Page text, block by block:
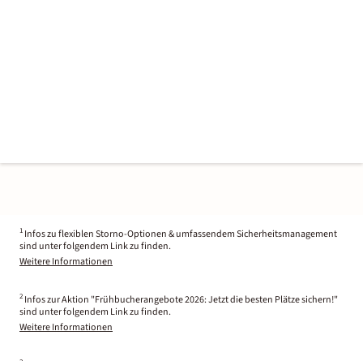
1 Infos zu flexiblen Storno-Optionen & umfassendem Sicherheitsmanagement
sind unter folgendem Link zu finden.
Weitere Informationen
2 Infos zur Aktion "Frühbucherangebote 2026: Jetzt die besten Plätze sichern!"
sind unter folgendem Link zu finden.
Weitere Informationen